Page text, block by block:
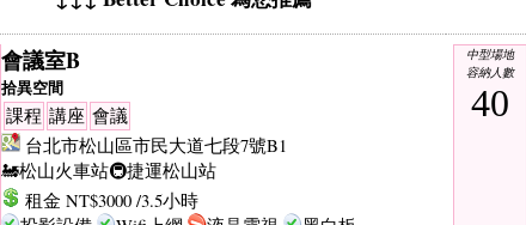
會議室B
拾異空間
課程 講座 會議
台北市松山區市民大道七段7號B1
🚂松山火車站🚇捷運松山站
租金 NT$3000 /3.5小時
中型場地
容納人數
40